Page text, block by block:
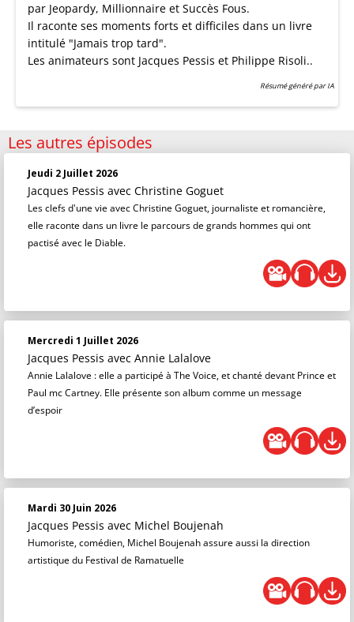
par Jeopardy, Millionnaire et Succès Fous.
Il raconte ses moments forts et difficiles dans un livre
intitulé "Jamais trop tard".
Les animateurs sont Jacques Pessis et Philippe Risoli..
Résumé généré par IA
Les autres épisodes
Jeudi 2 Juillet 2026
Jacques Pessis avec Christine Goguet
Les clefs d'une vie avec Christine Goguet, journaliste et romancière,
elle raconte dans un livre le parcours de grands hommes qui ont
pactisé avec le Diable.
Mercredi 1 Juillet 2026
Jacques Pessis avec Annie Lalalove
Annie Lalalove : elle a participé à The Voice, et chanté devant Prince et
Paul mc Cartney. Elle présente son album comme un message
d’espoir
Mardi 30 Juin 2026
Jacques Pessis avec Michel Boujenah
Humoriste, comédien, Michel Boujenah assure aussi la direction
artistique du Festival de Ramatuelle